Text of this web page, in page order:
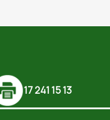
17 241 15 13